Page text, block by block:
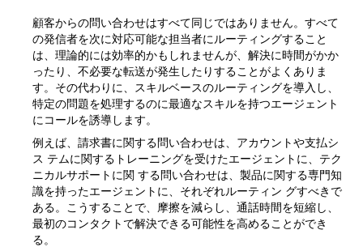
顧客からの問い合わせはすべて同じではありません。すべて
の発信者を次に対応可能な担当者にルーティングすること
は、理論的には効率的かもしれませんが、解決に時間がかか
ったり、不必要な転送が発生したりすることがよくありま
す。その代わりに、スキルベースのルーティングを導入し、
特定の問題を処理するのに最適なスキルを持つエージェント
にコールを誘導します。
例えば、請求書に関する問い合わせは、アカウントや支払シ
ス テムに関するトレーニングを受けたエージェントに、テク
ニカルサポートに関 する問い合わせは、製品に関する専門知
識を持ったエージェントに、それぞれルーティン グすべきで
ある。こうすることで、摩擦を減らし、通話時間を短縮し、
最初のコンタクトで解決できる可能性を高めることができ
る。